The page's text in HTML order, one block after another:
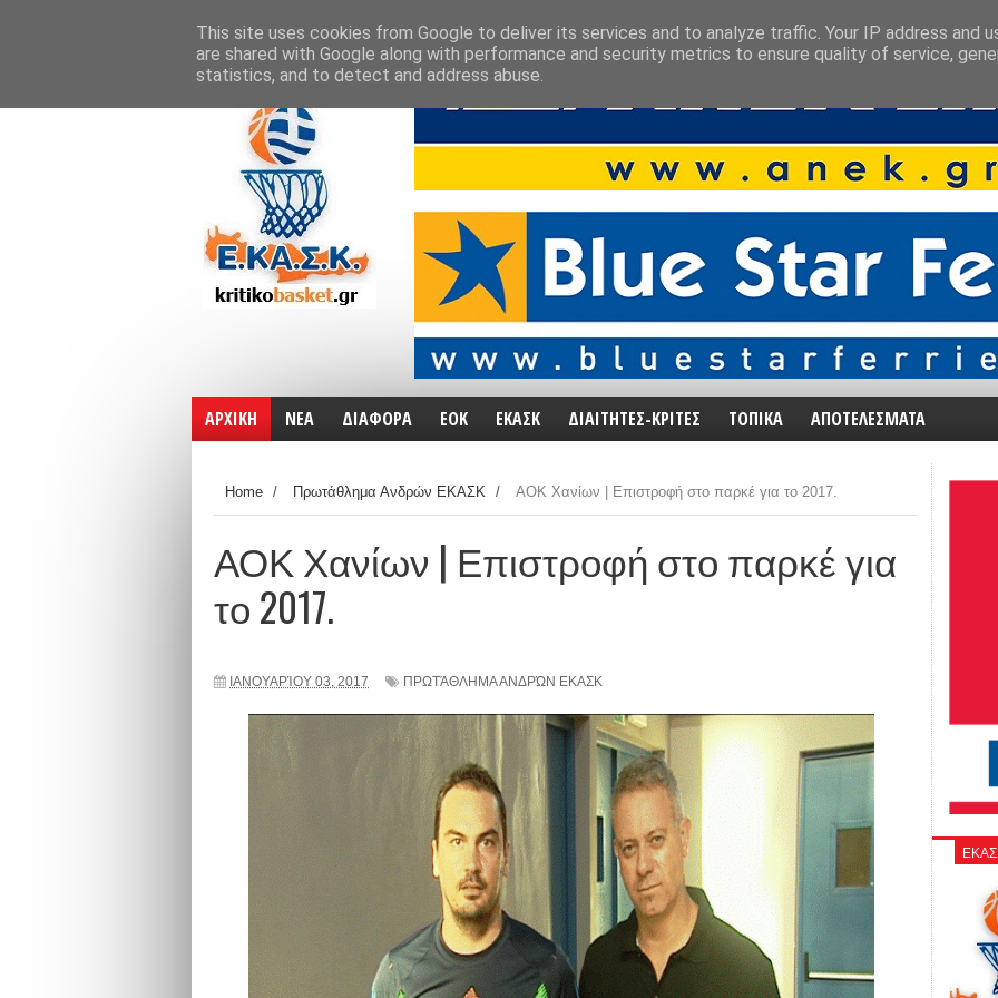
ΑΡΧΙΚΗ ΝΕΑ ΔΙΑΦΟΡΑ ΕΟΚ ΕΚΑΣΚ ΔΙΑΙΤΗΤΕΣ-ΚΡΙΤΕΣ ΤΟΠΙΚΑ ΑΠΟΤΕΛΕΣΜΑΤΑ
Home / Πρωτάθλημα Ανδρών ΕΚΑΣΚ / ΑΟΚ Χανίων | Επιστροφή στο παρκέ για το 2017.
ΑΟΚ Χανίων | Επιστροφή στο παρκέ για
το 2017.
ΙΑΝΟΥΑΡΊΟΥ 03, 2017 ΠΡΩΤΆΘΛΗΜΑ ΑΝΔΡΏΝ ΕΚΑΣΚ
This site uses cookies from Google to deliver its services and to analyze traffic. Your IP address and
are shared with Google along with performance and security metrics to ensure quality of service,
statistics, and to detect and address abuse.